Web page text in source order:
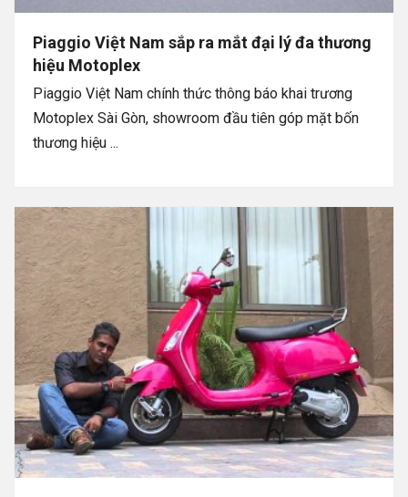
Piaggio Việt Nam sắp ra mắt đại lý đa thương
hiệu Motoplex
Piaggio Việt Nam chính thức thông báo khai trương
Motoplex Sài Gòn, showroom đầu tiên góp mặt bốn
thương hiệu ...